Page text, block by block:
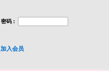
密码 :
加入会员